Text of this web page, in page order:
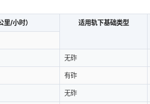
里/小时） 适用轨下基础类型
无砟
有砟
无砟